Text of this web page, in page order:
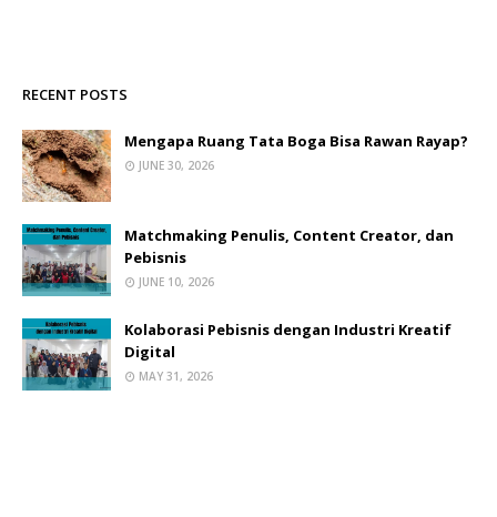
RECENT POSTS
Mengapa Ruang Tata Boga Bisa Rawan Rayap?
JUNE 30, 2026
Matchmaking Penulis, Content Creator, dan
Pebisnis
JUNE 10, 2026
Kolaborasi Pebisnis dengan Industri Kreatif
Digital
MAY 31, 2026